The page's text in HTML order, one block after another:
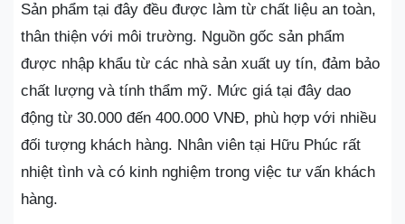
Sản phẩm tại đây đều được làm từ chất liệu an toàn,
thân thiện với môi trường. Nguồn gốc sản phẩm
được nhập khẩu từ các nhà sản xuất uy tín, đảm bảo
chất lượng và tính thẩm mỹ. Mức giá tại đây dao
động từ 30.000 đến 400.000 VNĐ, phù hợp với nhiều
đối tượng khách hàng. Nhân viên tại Hữu Phúc rất
nhiệt tình và có kinh nghiệm trong việc tư vấn khách
hàng.